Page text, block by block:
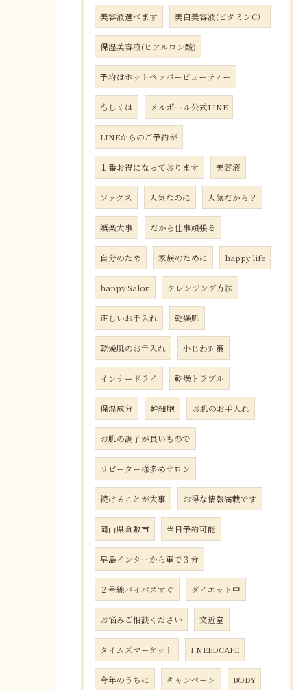
美容液選べます 美白美容液(ビタミンC）
保湿美容液(ヒアルロン酸)
予約はホットペッパービューティー
もしくは メルポール公式LINE
LINEからのご予約が
１番お得になっております 美容液
ソックス 人気なのに 人気だから？
娯楽大事 だから仕事頑張る
自分のため 家族のために happy life
happy Salon クレンジング方法
正しいお手入れ 乾燥肌
乾燥肌のお手入れ 小じわ対策
インナードライ 乾燥トラブル
保湿成分 幹細胞 お肌のお手入れ
お肌の調子が良いもので
リピーター様多めサロン
続けることが大事 お得な情報満載です
岡山県倉敷市 当日予約可能
早島インターから車で３分
２号線バイパスすぐ ダイエット中
お悩みご相談ください 文近堂
タイムズマーケット I NEEDCAFE
今年のうちに キャンペーン BODY